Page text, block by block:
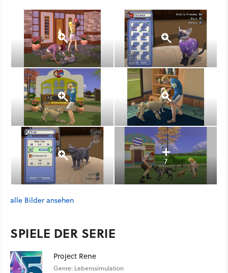
7
alle Bilder ansehen
SPIELE DER SERIE
Project Rene
Genre: Lebenssimulation